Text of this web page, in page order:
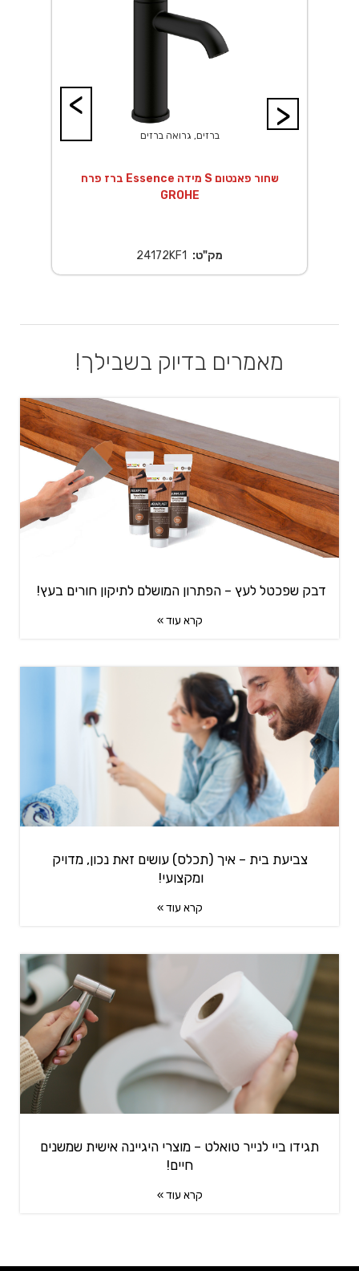
>
ברזים, גרואה ברזים
ברז פרח Essence מידה S שחור פאנטום
GROHE
מק"ט: 24172KF1
<
מאמרים בדיוק בשבילך!
דבק שפכטל לעץ – הפתרון המושלם לתיקון חורים בעץ!
קרא עוד »
צביעת בית – איך (תכלס) עושים זאת נכון, מדויק
ומקצועי!
קרא עוד »
תגידו ביי לנייר טואלט – מוצרי היגיינה אישית שמשנים
חיים!
קרא עוד »